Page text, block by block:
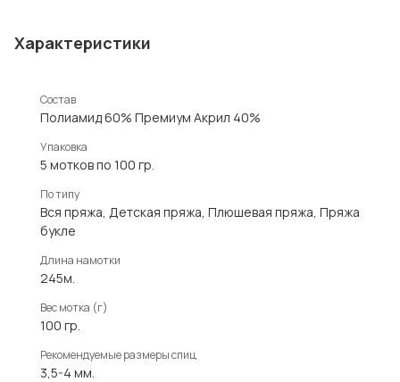
Характеристики
Состав
Полиамид 60% Премиум Акрил 40%
Упаковка
5 мотков по 100 гр.
По типу
Вся пряжа, Детская пряжа, Плюшевая пряжа, Пряжа
букле
Длина намотки
245м.
Вес мотка (г)
100 гр.
Рекомендуемые размеры спиц
3,5-4 мм.